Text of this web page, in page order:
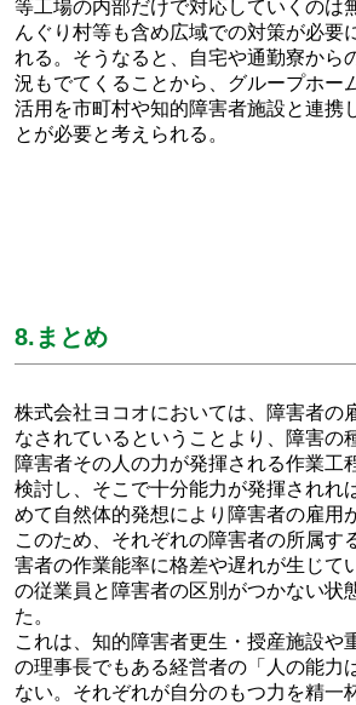
等工場の内部だけで対応していくのは
んぐり村等も含め広域での対策が必要
れる。そうなると、自宅や通勤寮から
況もでてくることから、グループホー
活用を市町村や知的障害者施設と連携
とが必要と考えられる。
8.まとめ
株式会社ヨコオにおいては、障害者の
なされているということより、障害の
障害者その人の力が発揮される作業工
検討し、そこで十分能力が発揮されれ
めて自然体的発想により障害者の雇用
このため、それぞれの障害者の所属す
害者の作業能率に格差や遅れが生じて
の従業員と障害者の区別がつかない状
た。
これは、知的障害者更生・授産施設や
の理事長でもある経営者の「人の能力
ない。それぞれが自分のもつ力を精一